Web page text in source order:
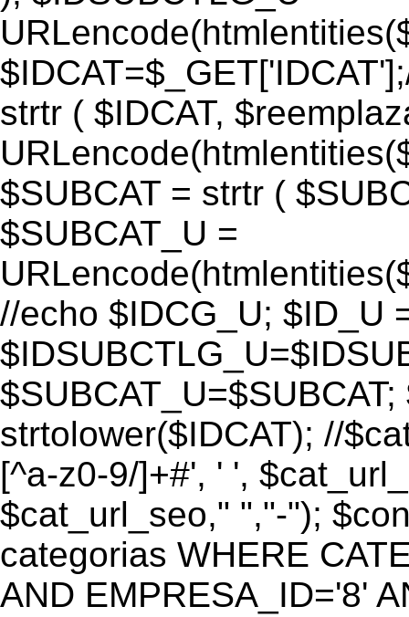
strtr ( $IDCAT,
$SUBCAT = strtr (
$SUBCAT_U =
//echo $IDCG_U; $ID_U
strtolower($IDCAT); //
[^a-z0-9/]+#', ' ',
$cat_url_seo," ","-");
categorias WHERE
AND EMPRESA_ID='8'